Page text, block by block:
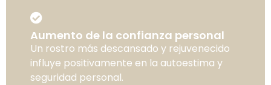
Aumento de la confianza personal
Un rostro más descansado y rejuvenecido
influye positivamente en la autoestima y
seguridad personal.